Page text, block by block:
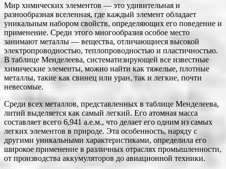
Мир химических элементов ― это удивительная и
разнообразная вселенная, где каждый элемент обладает
уникальным набором свойств, определяющих его поведение и
применение. Среди этого многообразия особое место
занимают металлы ― вещества, отличающиеся высокой
электропроводностью, теплопроводностью и пластичностью.
В таблице Менделеева, систематизирующей все известные
химические элементы, можно найти как тяжелые, плотные
металлы, такие как свинец или уран, так и легкие, почти
невесомые.
Среди всех металлов, представленных в таблице Менделеева,
литий выделяется как самый легкий. Его атомная масса
составляет всего 6,941 а.е.м., что делает его одним из самых
легких элементов в природе. Эта особенность, наряду с
другими уникальными характеристиками, определила его
широкое применение в различных отраслях промышленности,
от производства аккумуляторов до авиационной техники.